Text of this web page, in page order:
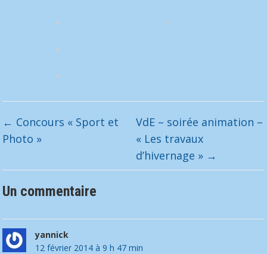
← Concours « Sport et
Photo »
VdE – soirée animation –
« Les travaux
d’hivernage » →
Un commentaire
yannick
12 février 2014 à 9 h 47 min